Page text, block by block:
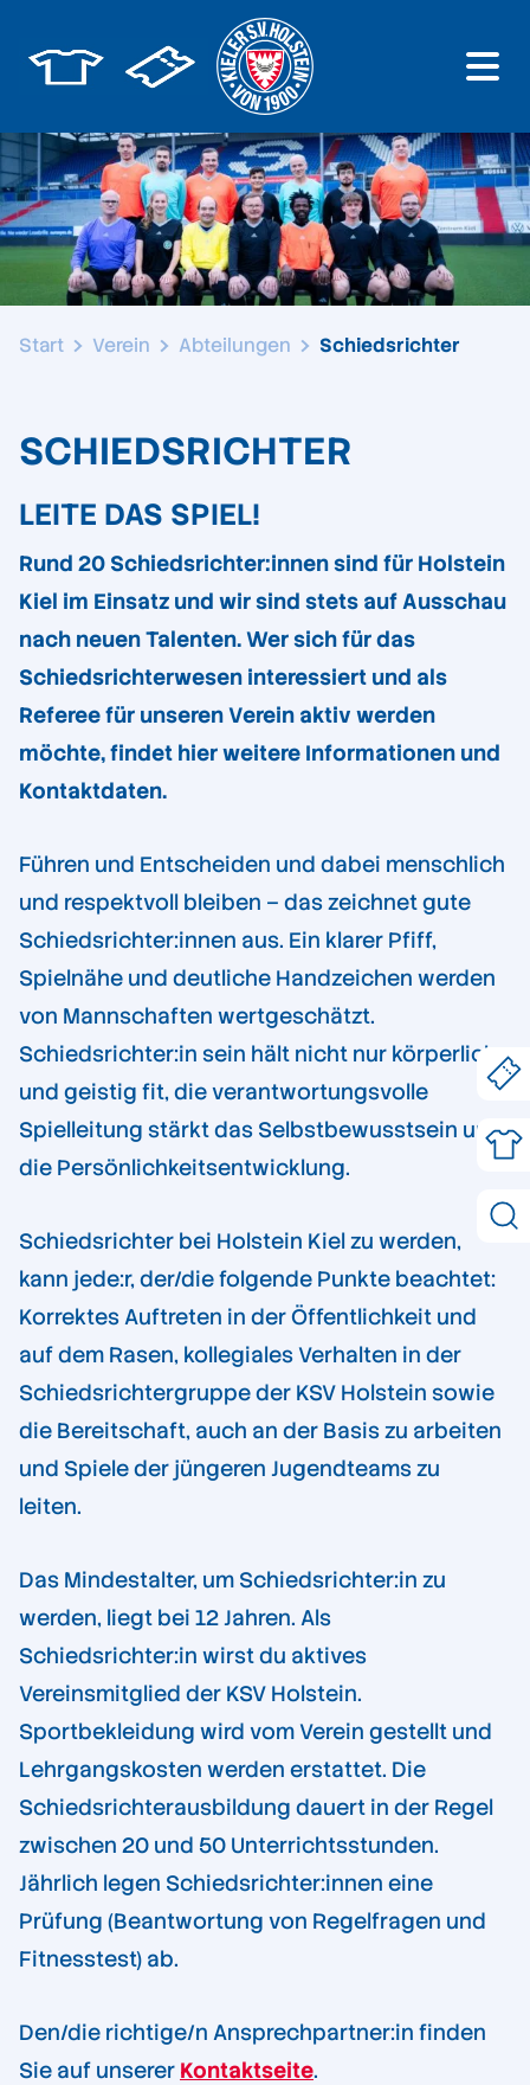
Start Verein Abteilungen Schiedsrichter
SCHIEDSRICHTER
LEITE DAS SPIEL!
Rund 20 Schiedsrichter:innen sind für Holstein
Kiel im Einsatz und wir sind stets auf Ausschau
nach neuen Talenten. Wer sich für das
Schiedsrichterwesen interessiert und als
Referee für unseren Verein aktiv werden
möchte, findet hier weitere Informationen und
Kontaktdaten.
Führen und Entscheiden und dabei menschlich
und respektvoll bleiben – das zeichnet gute
Schiedsrichter:innen aus. Ein klarer Pfiff,
Spielnähe und deutliche Handzeichen werden
von Mannschaften wertgeschätzt.
Schiedsrichter:in sein hält nicht nur körperlich
und geistig fit, die verantwortungsvolle
Spielleitung stärkt das Selbstbewusstsein und
die Persönlichkeitsentwicklung.
Schiedsrichter bei Holstein Kiel zu werden,
kann jede:r, der/die folgende Punkte beachtet:
Korrektes Auftreten in der Öffentlichkeit und
auf dem Rasen, kollegiales Verhalten in der
Schiedsrichtergruppe der KSV Holstein sowie
die Bereitschaft, auch an der Basis zu arbeiten
und Spiele der jüngeren Jugendteams zu
leiten.
Das Mindestalter, um Schiedsrichter:in zu
werden, liegt bei 12 Jahren. Als
Schiedsrichter:in wirst du aktives
Vereinsmitglied der KSV Holstein.
Sportbekleidung wird vom Verein gestellt und
Lehrgangskosten werden erstattet. Die
Schiedsrichterausbildung dauert in der Regel
zwischen 20 und 50 Unterrichtsstunden.
Jährlich legen Schiedsrichter:innen eine
Prüfung (Beantwortung von Regelfragen und
Fitnesstest) ab.
Den/die richtige/n Ansprechpartner:in finden
Sie auf unserer Kontaktseite.